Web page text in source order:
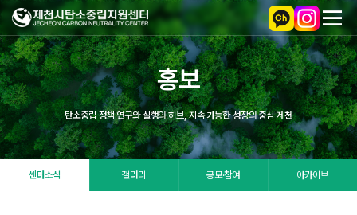
홍보
탄소중립 정책 연구와 실행의 허브, 지속 가능한 성장의 중심 제천
센터소식 갤러리 공모·참여 아카이브